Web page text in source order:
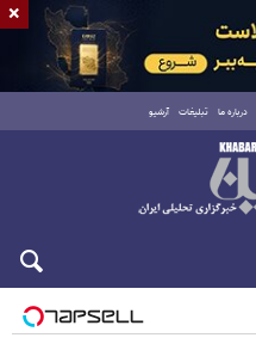
درباره ما تبلیغات آرشیو
×